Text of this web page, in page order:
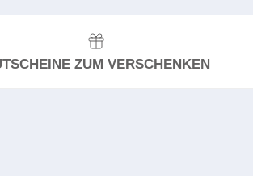
ZUM VERSCHENKEN